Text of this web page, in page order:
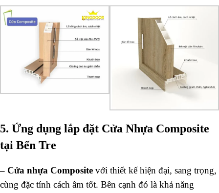
5. Ứng dụng lắp đặt Cửa Nhựa Composite
tại Bến Tre
– Cửa nhựa Composite với thiết kế hiện đại, sang trọng,
cùng đặc tính cách âm tốt. Bên cạnh đó là khả năng